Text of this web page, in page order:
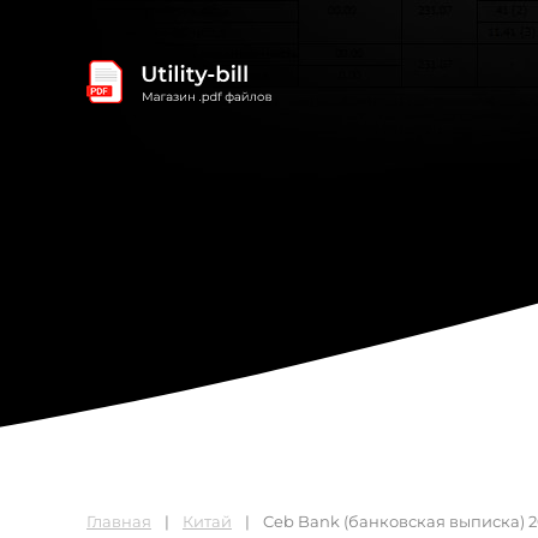
Главная Китай Ceb Bank (банковская выписка)